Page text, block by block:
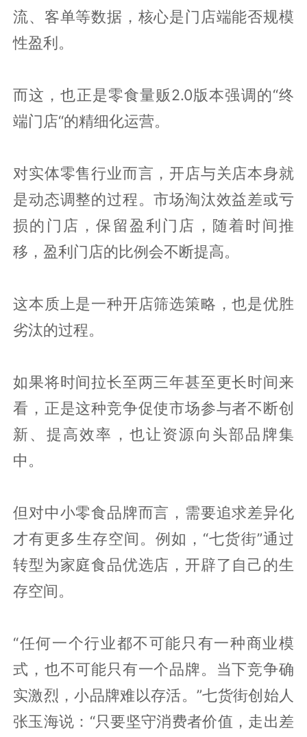
流、客单等数据，核心是门店端能否规模
性盈利。
而这，也正是零食量贩2.0版本强调的“终
端门店“的精细化运营。
对实体零售行业而言，开店与关店本身就
是动态调整的过程。市场淘汰效益差或亏
损的门店，保留盈利门店，随着时间推
移，盈利门店的比例会不断提高。
这本质上是一种开店筛选策略，也是优胜
劣汰的过程。
如果将时间拉长至两三年甚至更长时间来
看，正是这种竞争促使市场参与者不断创
新、提高效率，也让资源向头部品牌集
中。
但对中小零食品牌而言，需要追求差异化
才有更多生存空间。例如，“七货街”通过
转型为家庭食品优选店，开辟了自己的生
存空间。
“任何一个行业都不可能只有一种商业模
式，也不可能只有一个品牌。当下竞争确
实激烈，小品牌难以存活。”七货街创始人
张玉海说：“只要坚守消费者价值，走出差